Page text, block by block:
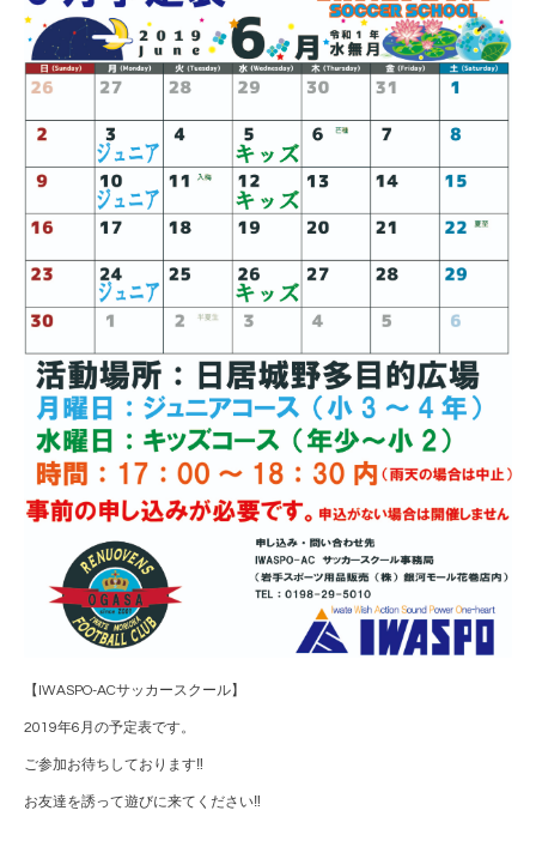
【IWASPO-ACサッカースクール】
2019年6月の予定表です。
ご参加お待ちしております‼
お友達を誘って遊びに来てください‼